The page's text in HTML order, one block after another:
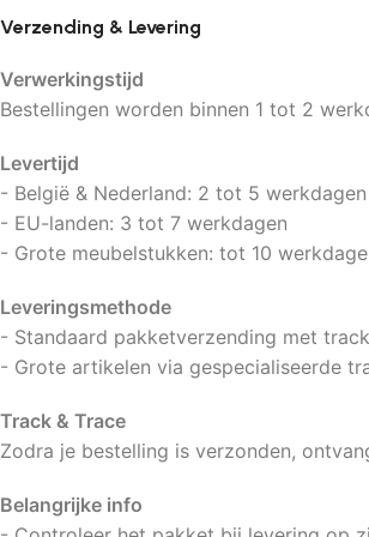
Verzending & Levering
Verwerkingstijd
Bestellingen worden binnen 1 tot 2
Levertijd
- België & Nederland: 2 tot 5 werkdagen
- EU-landen: 3 tot 7 werkdagen
- Grote meubelstukken: tot 10
Leveringsmethode
- Standaard pakketverzending met
- Grote artikelen via gespecialiseerde
Track & Trace
Zodra je bestelling is verzonden,
Belangrijke info